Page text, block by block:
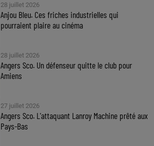
28 juillet 2026
Anjou Bleu. Ces friches industrielles qui
pourraient plaire au cinéma
28 juillet 2026
Angers Sco. Un défenseur quitte le club pour
Amiens
27 juillet 2026
Angers Sco. L'attaquant Lanroy Machine prêté aux
Pays-Bas